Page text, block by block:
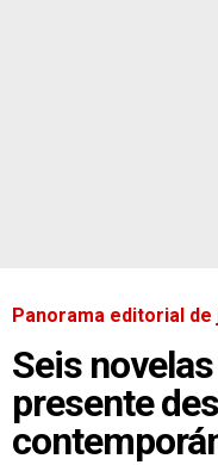
Panorama editorial de
Seis
presente